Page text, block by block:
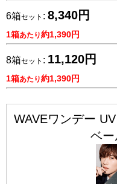
6箱セット : 8,340円
1箱あたり約1,390円
8箱セット : 11,120円
1箱あたり約1,390円
WAVEワンデー
ベー